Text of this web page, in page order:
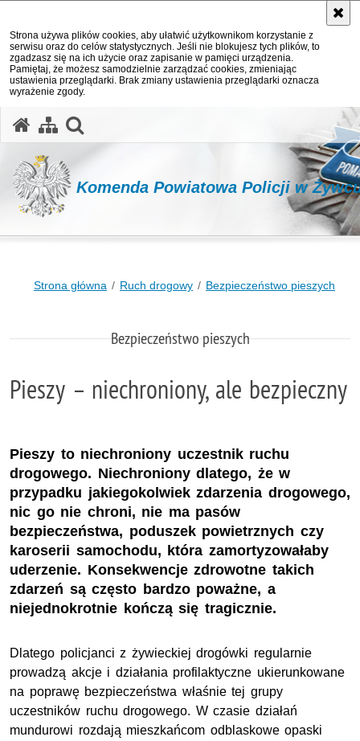
Strona używa plików cookies, aby ułatwić użytkownikom korzystanie z
serwisu oraz do celów statystycznych. Jeśli nie blokujesz tych plików, to
zgadzasz się na ich użycie oraz zapisanie w pamięci urządzenia.
Pamiętaj, że możesz samodzielnie zarządzać cookies, zmieniając
ustawienia przeglądarki. Brak zmiany ustawienia przeglądarki oznacza
wyrażenie zgody.
Komenda Powiatowa Policji w
Strona główna Ruch drogowy Bezpieczeństwo pieszych
Bezpieczeństwo pieszych
Pieszy – niechroniony, ale bezpieczny
Pieszy to niechroniony uczestnik ruchu
drogowego. Niechroniony dlatego, że w
przypadku jakiegokolwiek zdarzenia drogowego,
nic go nie chroni, nie ma pasów
bezpieczeństwa, poduszek powietrznych czy
karoserii samochodu, która zamortyzowałaby
uderzenie. Konsekwencje zdrowotne takich
zdarzeń są często bardzo poważne, a
niejednokrotnie kończą się tragicznie.
Dlatego policjanci z żywieckiej drogówki regularnie
prowadzą akcje i działania profilaktyczne ukierunkowane
na poprawę bezpieczeństwa właśnie tej grupy
uczestników ruchu drogowego. W czasie działań
mundurowi rozdają mieszkańcom odblaskowe opaski